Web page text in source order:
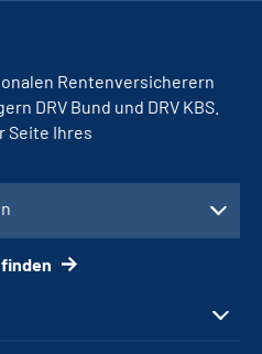
Rentenversicherern
DRV Bund und DRV KBS.
Seite Ihres